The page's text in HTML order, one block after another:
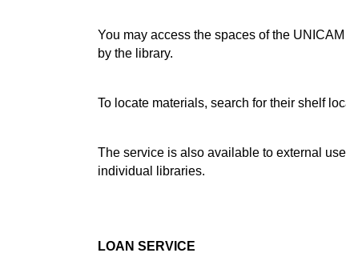
You may access the spaces of the
by the library.
To locate materials, search for their shelf
The service is also available to external
individual libraries.
LOAN SERVICE